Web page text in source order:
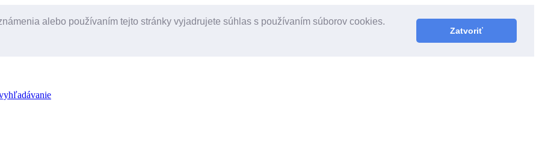
alebo používaním tejto stránky vyjadrujete súhlas s používaním súborov cookies.
Zatvoriť